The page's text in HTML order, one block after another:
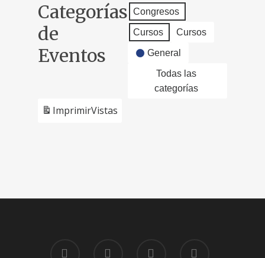
Categorías
de
Eventos
Congresos
Cursos Cursos
General
Todas las
categorías
ImprimirVistas